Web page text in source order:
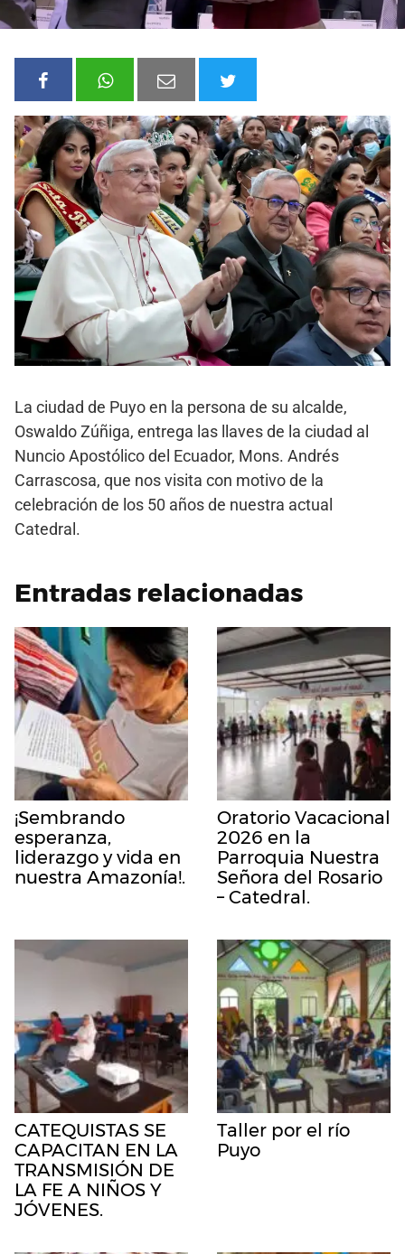
La ciudad de Puyo en la persona de su alcalde,
Oswaldo Zúñiga, entrega las llaves de la ciudad al
Nuncio Apostólico del Ecuador, Mons. Andrés
Carrascosa, que nos visita con motivo de la
celebración de los 50 años de nuestra actual
Catedral.
Entradas relacionadas
¡Sembrando
esperanza,
liderazgo y vida en
nuestra Amazonía!.
Oratorio Vacacional
2026 en la
Parroquia Nuestra
Señora del Rosario
– Catedral.
CATEQUISTAS SE
CAPACITAN EN LA
TRANSMISIÓN DE
LA FE A NIÑOS Y
JÓVENES.
Taller por el río
Puyo